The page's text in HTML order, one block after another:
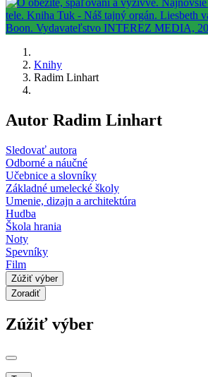
Knihy
Radim Linhart
Autor Radim Linhart
Sledovať autora
Odborné a náučné
Učebnice a slovníky
Základné umelecké školy
Umenie, dizajn a architektúra
Hudba
Škola hrania
Noty
Spevníky
Film
Zúžiť výber
Zoradiť
Zúžiť výber